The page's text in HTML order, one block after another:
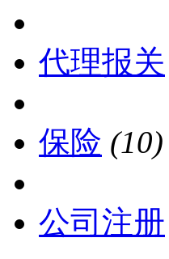
代理报关
保险 (10)
公司注册